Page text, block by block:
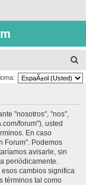
u
"nosotros", "nos",
forum"), usted
En caso
Forum". Podemos
avisarle, sin
periódicamente.
cambios significa
términos tal como